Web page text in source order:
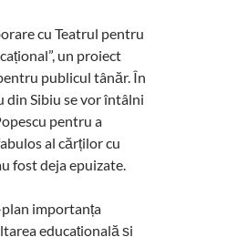
cu Teatrul pentru
un proiect
publicul tânăr. În
din Sibiu se vor întâlni
pentru a
al cărților cu
fost deja epuizate.
plan importanța
educațională și